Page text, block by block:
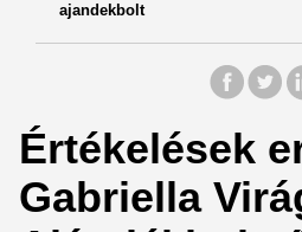
ajandekbolt
Értékelések
Gabriella